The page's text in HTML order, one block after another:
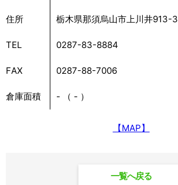
住所 栃木県那須烏山市上川井913-3
TEL 0287-83-8884
FAX 0287-88-7006
倉庫面積 - （ - ）
【MAP】
一覧へ戻る